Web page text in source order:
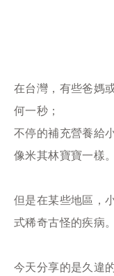
在台灣，有些爸媽
何一秒；
不停的補充營養給
像米其林寶寶一樣
但是在某些地區，
式稀奇古怪的疾病。
今天分享的是久違